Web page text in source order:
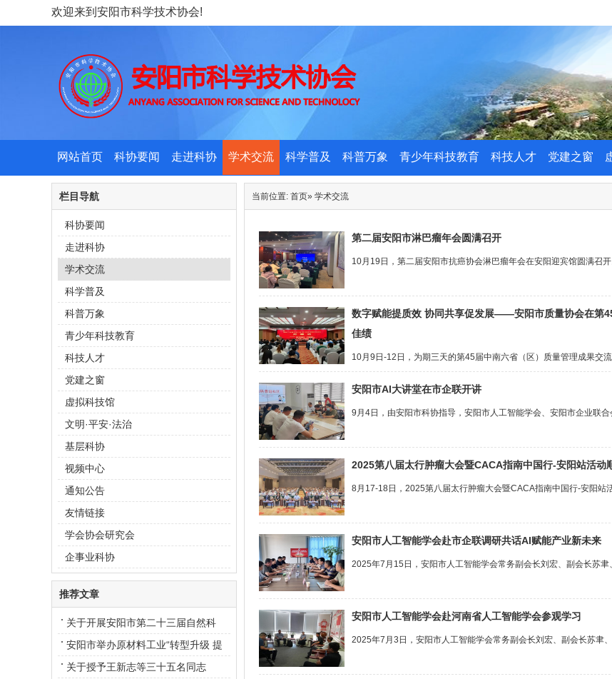
欢迎来到安阳市科学技术协会!
网站首页 科协要闻 走进科协 学术交流 科学普及 科普万象 青少年科技教育 科技人才 党建之窗
栏目导航
科协要闻
走进科协
学术交流
科学普及
科普万象
青少年科技教育
科技人才
党建之窗
虚拟科技馆
文明·平安·法治
基层科协
视频中心
通知公告
友情链接
学会协会研究会
企事业科协
推荐文章
关于开展安阳市第二十三届自然科
学优秀学术论文评选活动的通知
安阳市举办原材料工业“转型升级 提
质增效 绿色发展”高端论坛
关于授予王新志等三十五名同志
当前位置: 首页» 学术交流
第二届安阳市淋巴瘤年会圆满召开
10月19日，第二届安阳市抗癌协会淋巴瘤年会在安阳迎宾馆圆满召
数字赋能提质效 协同共享促发展——安阳市质量协会在第
佳绩
10月9日-12日，为期三天的第45届中南六省（区）质量管理成果交
安阳市AI大讲堂在市企联开讲
9月4日，由安阳市科协指导，安阳市人工智能学会、安阳市企业联
2025第八届太行肿瘤大会暨CACA指南中国行-安阳站活动
8月17-18日，2025第八届太行肿瘤大会暨CACA指南中国行-安阳站
安阳市人工智能学会赴市企联调研共话AI赋能产业新未来
2025年7月15日，安阳市人工智能学会常务副会长刘宏、副会长苏
安阳市人工智能学会赴河南省人工智能学会参观学习
2025年7月3日，安阳市人工智能学会常务副会长刘宏、副会长苏聿